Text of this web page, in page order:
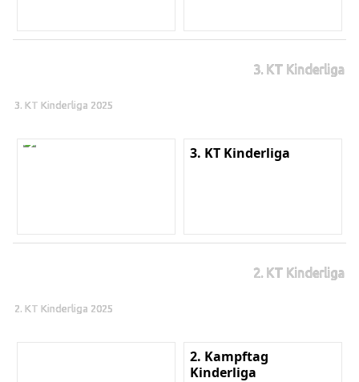
3. KT Kinderliga
3. KT Kinderliga 2025
3. KT Kinderliga
2. KT Kinderliga
2. KT Kinderliga 2025
2. Kampftag
Kinderliga